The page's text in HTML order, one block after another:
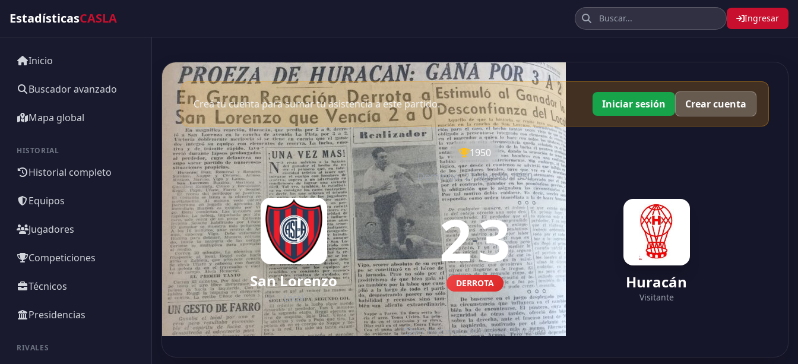
EstadísticasCASLA Ingresar
Inicio
Buscador avanzado
Mapa global
HISTORIAL
Historial completo
Equipos
Jugadores
Competiciones
Técnicos
Presidencias
RIVALES
Creá tu cuenta para sumar tu asistencia a este partido. Iniciar sesión Crear cuenta
1950
Domingo, 27 agosto 1950
San Lorenzo
Local
2-3
DERROTA Huracán
Visitante
Ver historial completo vs Huracán